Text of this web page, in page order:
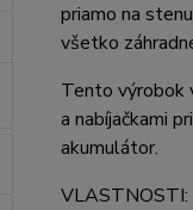
priamo na
všetko
Tento výrobok
a nabíjačkami
akumulátor.
VLASTNOSTI: